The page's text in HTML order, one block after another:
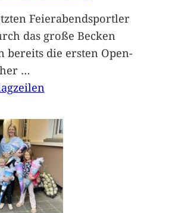
Feierabendsportler
das große Becken
bereits die ersten Open-
…